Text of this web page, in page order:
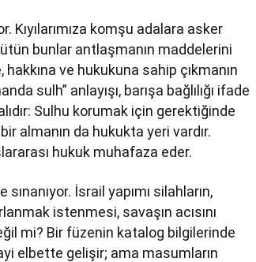
Kıyılarımıza komşu adalara asker
bunlar antlaşmanın maddelerini
ve hukukuna sahip çıkmanın
sulh” anlayışı, barışa bağlılığı ifade
Sulhu korumak için gerektiğinde
almanın da hukukta yeri vardır.
hukuk muhafaza eder.
İsrail yapımı silahların,
istenmesi, savaşın acısını
mi? Bir füzenin katalog bilgilerinde
elbette gelişir; ama masumların